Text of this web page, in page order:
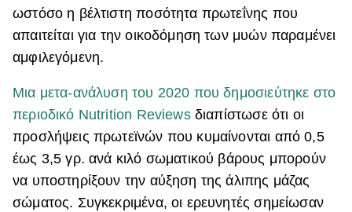
ωστόσο η βέλτιστη ποσότητα πρωτεΐνης που
απαιτείται για την οικοδόμηση των μυών παραμένει
αμφιλεγόμενη.
Μια μετα-ανάλυση του 2020 που δημοσιεύτηκε στο
περιοδικό Nutrition Reviewsδιαπίστωσε ότι οι
προσλήψεις πρωτεϊνών που κυμαίνονται από 0,5
έως 3,5 γρ. ανά κιλό σωματικού βάρους μπορούν
να υποστηρίξουν την αύξηση της άλιπης μάζας
σώματος. Συγκεκριμένα, οι ερευνητές σημείωσαν